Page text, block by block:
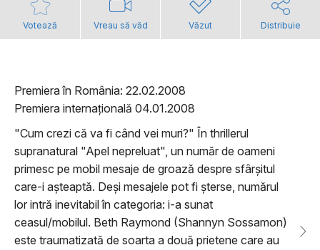
Votează Vreau să văd Văzut Distribuie
Premiera în România: 22.02.2008
Premiera internațională 04.01.2008
"Cum crezi că va fi când vei muri?" În thrillerul
supranatural "Apel nepreluat", un număr de oameni
primesc pe mobil mesaje de groază despre sfârșitul
care-i așteaptă. Deși mesajele pot fi șterse, numărul
lor intră inevitabil în categoria: i-a sunat
ceasul/mobilul. Beth Raymond (Shannyn Sossamon)
este traumatizată de soarta a două prietene care au